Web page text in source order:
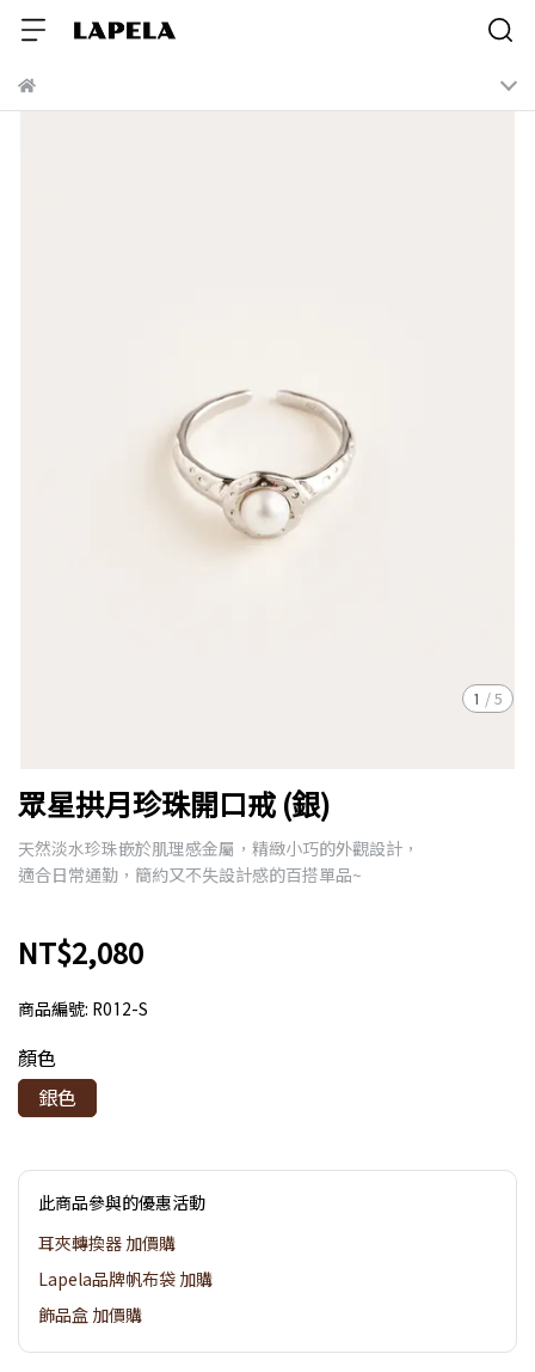
1 /5
眾星拱月珍珠開口戒 (銀)
天然淡水珍珠嵌於肌理感金屬，精緻小巧的外觀設計，
適合日常通勤，簡約又不失設計感的百搭單品~
NT$2,080
商品編號: R012-S
顏色
銀色
此商品參與的優惠活動
耳夾轉換器 加價購
Lapela品牌帆布袋 加購
飾品盒 加價購